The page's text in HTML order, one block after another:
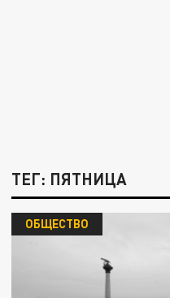
ТЕГ: ПЯТНИЦА
ОБЩЕСТВО